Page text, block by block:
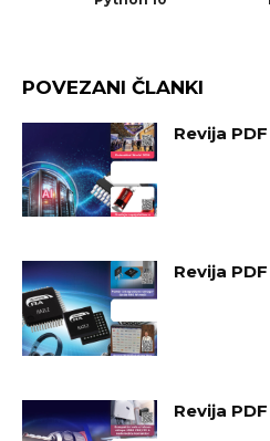
POVEZANI ČLANKI
Revija
Revija
Revija